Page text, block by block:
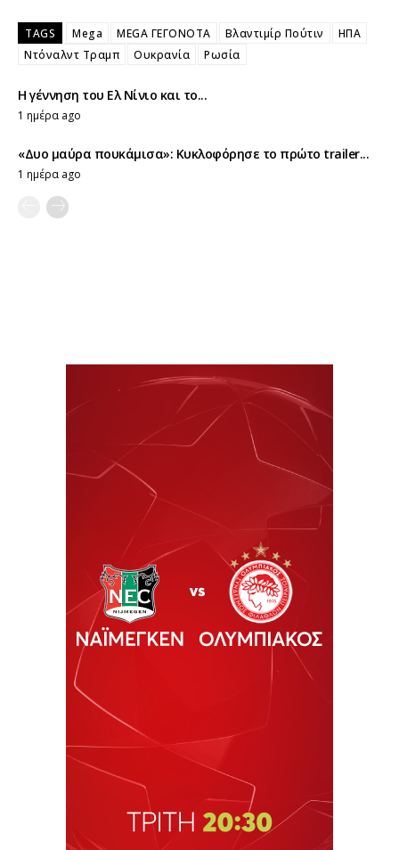
TAGS Mega MEGA ΓΕΓΟΝΟΤΑ Βλαντιμίρ Πούτιν
ΗΠΑ
Ντόναλντ Τραμπ
Ουκρανία Ρωσία
Η γέννηση του Ελ Νίνιο και το...
1 ημέρα ago
«Δυο μαύρα πουκάμισα»: Κυκλοφόρησε το πρώτο trailer...
1 ημέρα ago